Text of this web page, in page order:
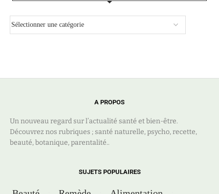
A PROPOS
Un nouveau regard sur l’actualité santé et bien-être.
Découvrez nos rubriques ; santé naturelle, psycho, recette,
beauté, botanique, parentalité..
SUJETS POPULAIRES